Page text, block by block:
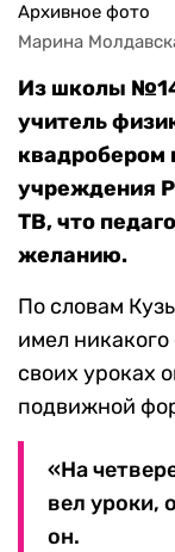
Архивное фото
Марина
Из школы
учитель
квадробером
учреждения
ТВ, что
желанию.
По словам
имел
своих уроках
подвижной
«На
вел уроки,
он.